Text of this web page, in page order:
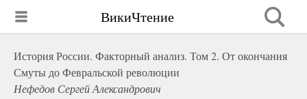
ВикиЧтение
История России. Факторный анализ. Том 2. От окончания
Смуты до Февральской революции
Нефедов Сергей Александрович